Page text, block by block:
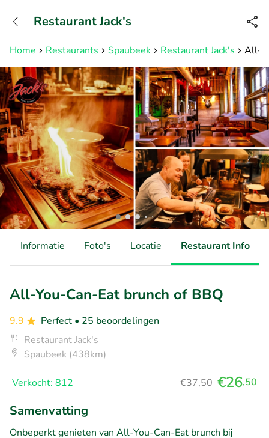
Bereikbaar tot 23:00 uur
Home Restaurants Spaubeek Restaurant Jack's All-
Restaurant Jack's
Informatie Foto's Locatie Restaurant Info
All-You-Can-Eat brunch of BBQ
9.9 Perfect • 25 beoordelingen
Restaurant Jack's
Spaubeek (438km)
Verkocht: 812 €37,50 €26,50
Samenvatting
Onbeperkt genieten van All-You-Can-Eat brunch bij